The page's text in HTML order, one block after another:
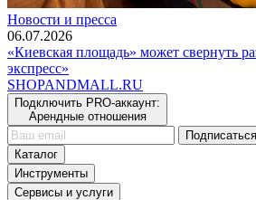
Новости и пресса
06.07.2026
«Киевская площадь» может свернуть
экспресс»
SHOPANDMALL.RU
Подключить PRO-аккаунт:
Арендные отношения
Каталог
Инструменты
Сервисы и услуги